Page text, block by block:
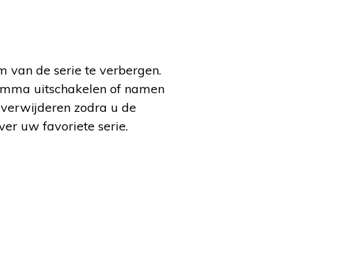
van de serie te verbergen.
uitschakelen of namen
zodra u de
uw favoriete serie.